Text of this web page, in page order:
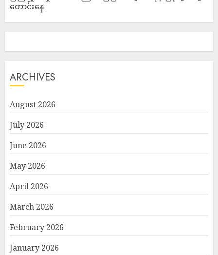
တောင်းနေ
ARCHIVES
August 2026
July 2026
June 2026
May 2026
April 2026
March 2026
February 2026
January 2026